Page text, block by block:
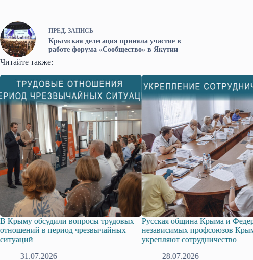
ПРЕД. ЗАПИСЬ
Крымская делегация приняла участие в
работе форума «Сообщество» в Якутии
Читайте также:
обсудили вопросы трудовых
в период чрезвычайных
31.07.2026
Русская община Крыма и
независимых профсоюзов Крыма
укрепляют сотрудничество
28.07.2026